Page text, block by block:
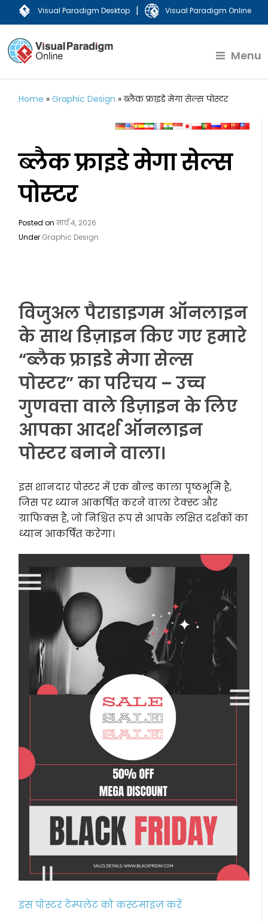
Visual Paradigm Desktop | Visual Paradigm Online
Menu
Home »Graphic Design »ब्लैक फ्राइडे मेगा सेल्स पोस्टर
ब्लैक फ्राइडे मेगा सेल्स
पोस्टर
Posted onमार्च 4, 2026
Under Graphic Design
विजुअल पैराडाइगम ऑनलाइन
के साथ डिज़ाइन किए गए हमारे
“ब्लैक फ्राइडे मेगा सेल्स
पोस्टर” का परिचय – उच्च
गुणवत्ता वाले डिज़ाइन के लिए
आपका आदर्श ऑनलाइन
पोस्टर बनाने वाला।
इस शानदार पोस्टर में एक बोल्ड काला पृष्ठभूमि है,
जिस पर ध्यान आकर्षित करने वाला टेक्स्ट और
ग्राफिक्स है, जो निश्चित रूप से आपके लक्षित दर्शकों का
ध्यान आकर्षित करेगा।
इस पोस्टर टेम्पलेट को कस्टमाइज़ करें